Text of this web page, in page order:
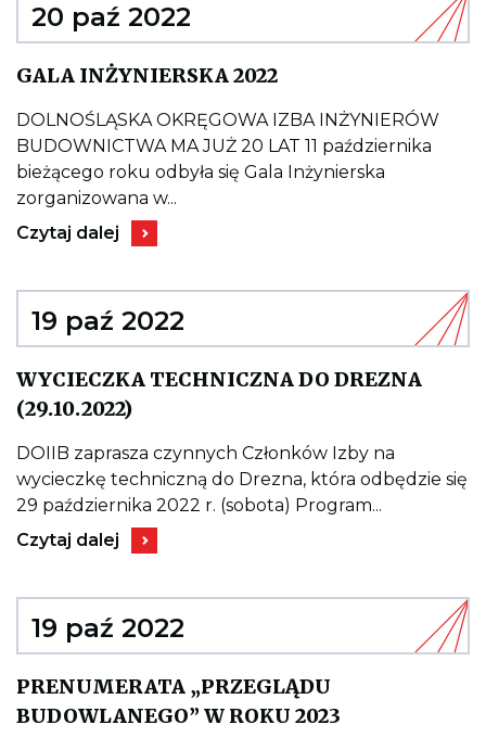
20 paź 2022
GALA INŻYNIERSKA 2022Kieruje
do
GALA
INŻYNIERSKA
2022
DOLNOŚLĄSKA OKRĘGOWA IZBA INŻYNIERÓW
BUDOWNICTWA MA JUŻ 20 LAT 11 października
bieżącego roku odbyła się Gala Inżynierska
zorganizowana w...
Kieruje
do
INŻYNIERSKA
2022
Czytaj dalej
19 paź 2022
WYCIECZKA TECHNICZNA DO DREZNA
(29.10.2022)do
WYCIECZKA
TECHNICZNA
DO
DREZNA
(29.10.2022)
DOIIB zaprasza czynnych Członków Izby na
wycieczkę techniczną do Drezna, która odbędzie się
29 października 2022 r. (sobota) Program...
Kieruje
do
TECHNICZNA
DO
DREZNA
(29.10.2022)
Czytaj dalej
19 paź 2022
PRENUMERATA „PRZEGLĄDU
BUDOWLANEGO” W ROKU 2023